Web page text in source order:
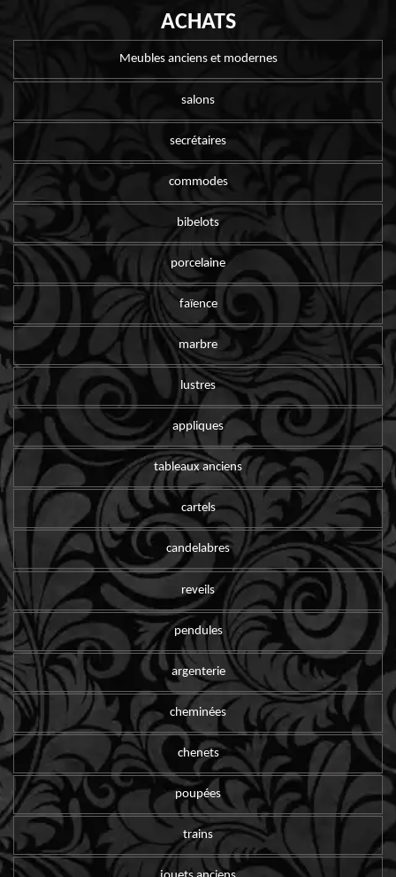
ACHATS
Meubles anciens et modernes
salons
secrétaires
commodes
bibelots
porcelaine
faïence
marbre
lustres
appliques
tableaux anciens
cartels
candelabres
reveils
pendules
argenterie
cheminées
chenets
poupées
trains